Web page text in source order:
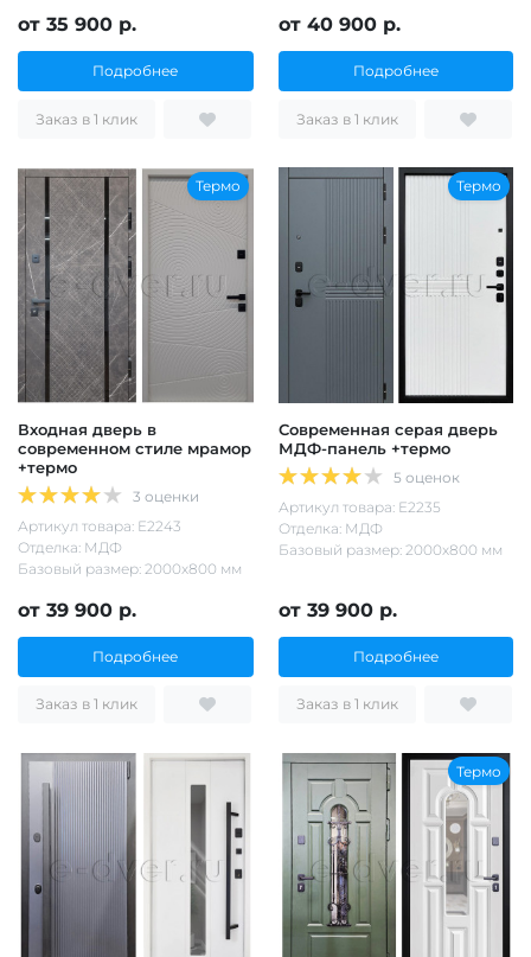
от 35 900 р.
Подробнее
Заказ в 1 клик
от 40 900 р.
Подробнее
Заказ в 1 клик
Термо
Входная дверь в
современном стиле мрамор
+термо
3 оценки
Артикул товара: Е2243
Отделка: МДФ
Базовый размер: 2000х800 мм
от 39 900 р.
Подробнее
Заказ в 1 клик
Термо
Современная серая дверь
МДФ-панель +термо
5 оценок
Артикул товара: Е2235
Отделка: МДФ
Базовый размер: 2000х800 мм
от 39 900 р.
Подробнее
Заказ в 1 клик
Термо